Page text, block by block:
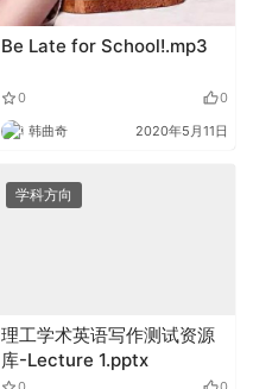
Be Late for School!.mp3
0 0
韩曲奇 2020年5月11日
学科方向
理工学术英语写作测试资源
库-Lecture 1.pptx